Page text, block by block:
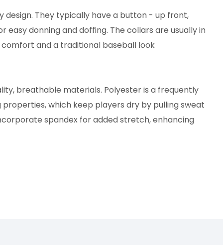
design. They typically have a button - up front,
donning and doffing. The collars are usually in
and a traditional baseball look
breathable materials. Polyester is a frequently
which keep players dry by pulling sweat
spandex for added stretch, enhancing